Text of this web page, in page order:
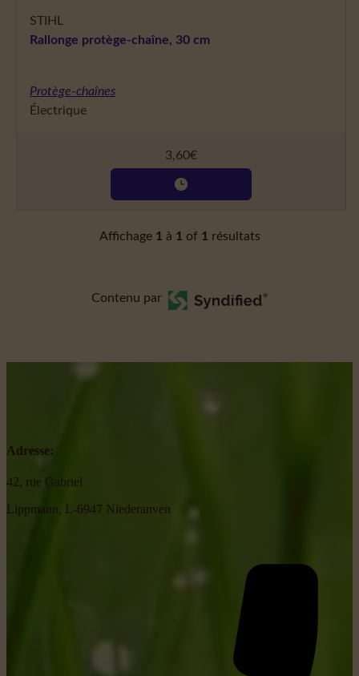
STIHL
Rallonge protège-chaîne, 30 cm
Protège-chaînes
Électrique
3,60€
Affichage 1 à 1 of 1 résultats
Contenu par
Adresse:
42, rue Gabriel
Lippmann, L-6947 Niederanven